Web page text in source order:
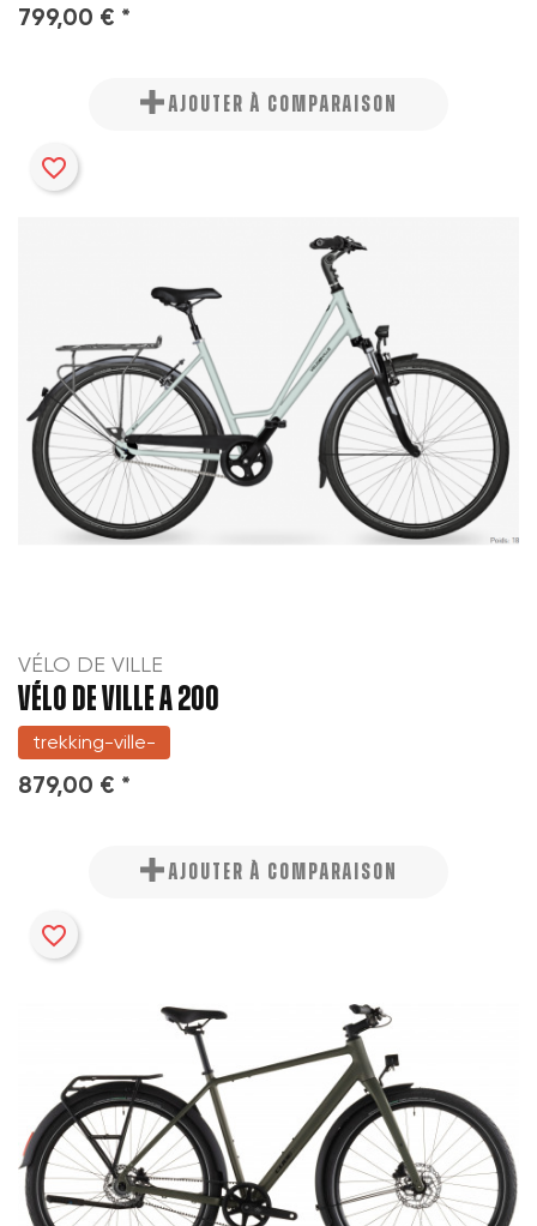
799,00 € *
AJOUTER À COMPARAISON
VÉLO DE VILLE
VÉLO DE VILLE A 200
trekking-ville-
879,00 € *
favorite_border
AJOUTER À COMPARAISON
favorite_border